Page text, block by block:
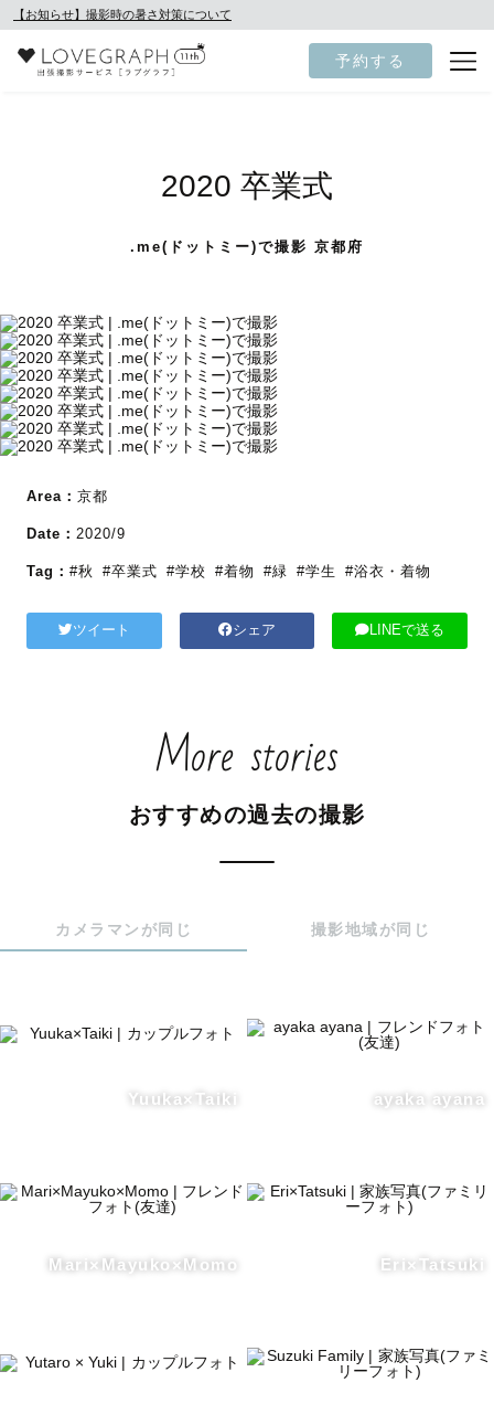
【お知らせ】撮影時の暑さ対策について
予約する
2020 卒業式
.me(ドットミー)で撮影 京都府
Area： 京都
Date： 2020/9
Tag： #秋 #卒業式 #学校 #着物 #緑 #学生 #浴衣・着物
ツイート シェア LINEで送る
More stories
おすすめの過去の撮影
カメラマンが同じ 撮影地域が同じ
Yuuka×Taiki ayaka ayana
Mari×Mayuko×Momo Eri×Tatsuki